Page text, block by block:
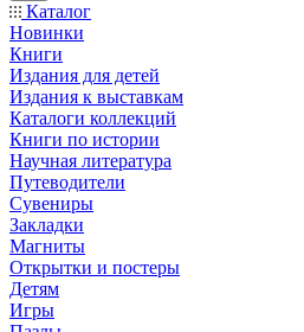
Каталог
Новинки
Книги
Издания для детей
Издания к выставкам
Каталоги коллекций
Книги по истории
Научная литература
Путеводители
Сувениры
Закладки
Магниты
Открытки и постеры
Детям
Игры